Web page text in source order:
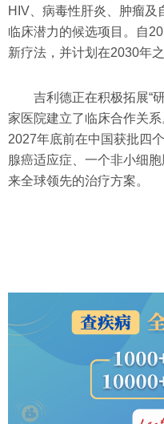
HIV、病毒性肝炎、肿瘤
临床潜力的候选项目。自
新疗法，并计划在2030年
吉利德正在积极拓展“
家医院建立了临床合作关
2027年底前在中国获批四
腺癌适应症、一个非小细
来全球领先的治疗方案。